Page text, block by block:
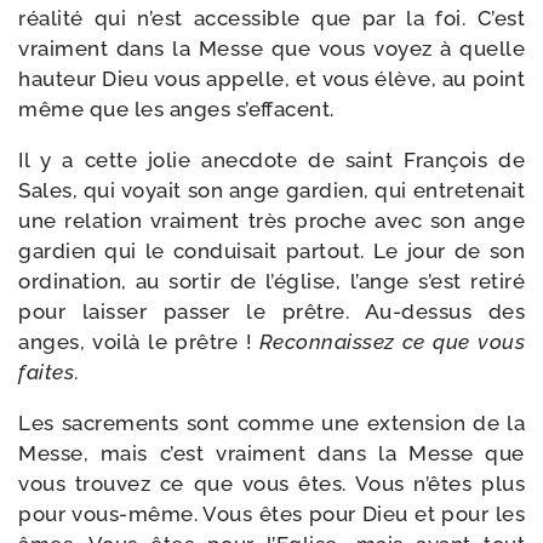
réa­li­té qui n’est acces­sible que par la foi. C’est
vrai­ment dans la Messe que vous voyez à quelle
hau­teur Dieu vous appelle, et vous élève, au point
même que les anges s’effacent.
Il y a cette jolie anec­dote de saint François de
Sales, qui voyait son ange gar­dien, qui entre­te­nait
une rela­tion vrai­ment très proche avec son ange
gar­dien qui le condui­sait par­tout. Le jour de son
ordi­na­tion, au sor­tir de l’é­glise, l’ange s’est reti­ré
pour lais­ser pas­ser le prêtre. Au-​dessus des
anges, voi­là le prêtre ! Reconnaissez ce que vous
faites.
Les sacre­ments sont comme une exten­sion de la
Messe, mais c’est vrai­ment dans la Messe que
vous trou­vez ce que vous êtes. Vous n’êtes plus
pour vous-​même. Vous êtes pour Dieu et pour les